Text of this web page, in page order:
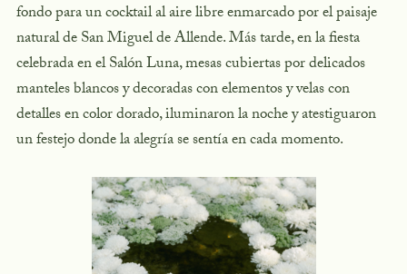
fondo para un cocktail al aire libre enmarcado por el paisaje
natural de San Miguel de Allende. Más tarde, en la fiesta
celebrada en el Salón Luna, mesas cubiertas por delicados
manteles blancos y decoradas con elementos y velas con
detalles en color dorado, iluminaron la noche y atestiguaron
un festejo donde la alegría se sentía en cada momento.